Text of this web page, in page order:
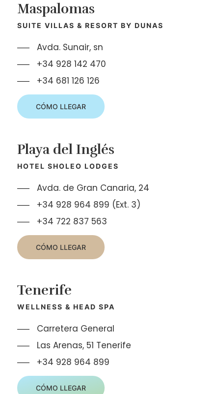
Maspalomas
SUITE VILLAS & RESORT BY DUNAS
Avda. Sunair, sn
+34 928 142 470
+34 681 126 126
CÓMO LLEGAR
Playa del Inglés
HOTEL SHOLEO LODGES
Avda. de Gran Canaria, 24
+34 928 964 899 (Ext. 3)
+34 722 837 563
CÓMO LLEGAR
Tenerife
WELLNESS & HEAD SPA
Carretera General
Las Arenas, 51 Tenerife
+34 928 964 899
CÓMO LLEGAR